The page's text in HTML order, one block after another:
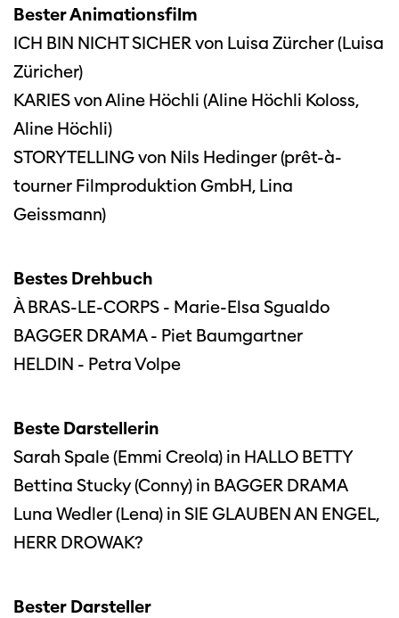
Bester Animationsfilm
ICH BIN NICHT SICHER von Luisa Zürcher (Luisa
Züricher)
KARIES von Aline Höchli (Aline Höchli Koloss,
Aline Höchli)
STORYTELLING von Nils Hedinger (prêt-à-
tourner Filmproduktion GmbH, Lina
Geissmann)
Bestes Drehbuch
À BRAS-LE-CORPS - Marie-Elsa Sgualdo
BAGGER DRAMA - Piet Baumgartner
HELDIN - Petra Volpe
Beste Darstellerin
Sarah Spale (Emmi Creola) in HALLO BETTY
Bettina Stucky (Conny) in BAGGER DRAMA
Luna Wedler (Lena) in SIE GLAUBEN AN ENGEL,
HERR DROWAK?
Bester Darsteller